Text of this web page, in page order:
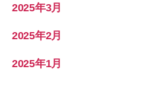
2025年3月
2025年2月
2025年1月